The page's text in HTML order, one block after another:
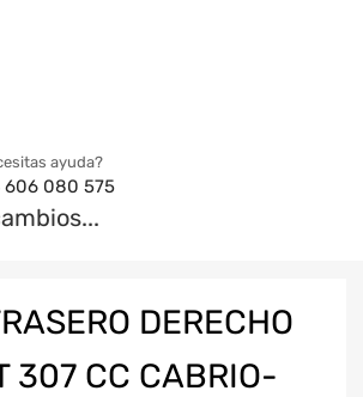
ayuda?
606 080 575
DERECHO
307 CC CABRIO-